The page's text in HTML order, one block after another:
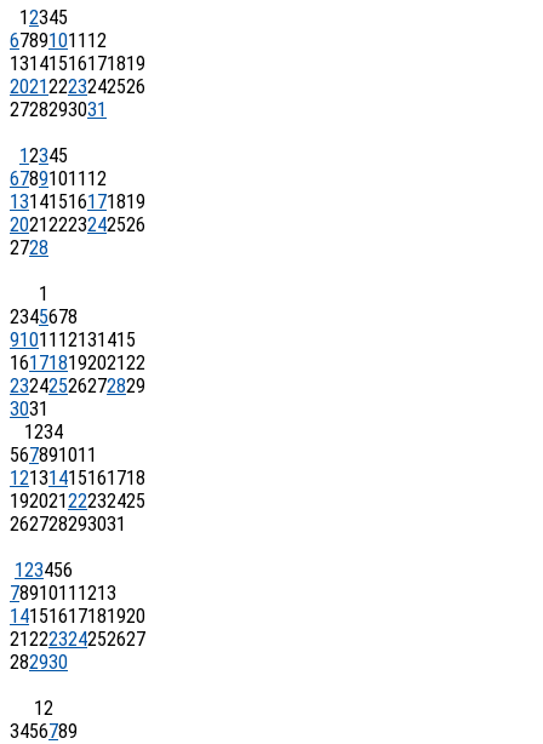
12345
67891011 12
13141516171819
20212223242526
2728293031
12345
67891011 12
13141516171819
20212223242526
2728
1
2345678
91011 12131415
16171819202122
23242526272829
3031
1234
567891011
12131415161718
19202122232425
262728293031
123456
7891011 1213
14151617181920
21222324252627
282930
12
3456789